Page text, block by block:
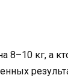
8–10 кг, а